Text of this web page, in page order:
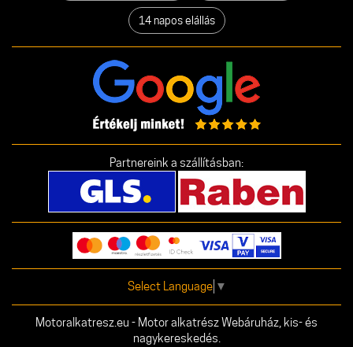
14 napos elállás
Partnereink a szállításban:
Select Language ▼
Motoralkatresz.eu - Motor alkatrész Webáruház, kis- és
nagykereskedés.